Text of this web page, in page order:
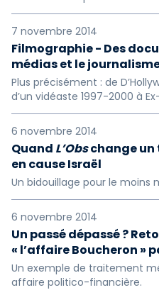
7 novembre 2014
Filmographie - Des
médias et le journalisme
Plus précisément : de
d’un vidéaste 1997-2000 à
6 novembre 2014
Quand L’Obschange
en cause Israël
Un bidouillage pour le moins
6 novembre 2014
Un passé dépassé ?
« l’affaire Boucheron »
Un exemple de traitement
affaire politico-financière.